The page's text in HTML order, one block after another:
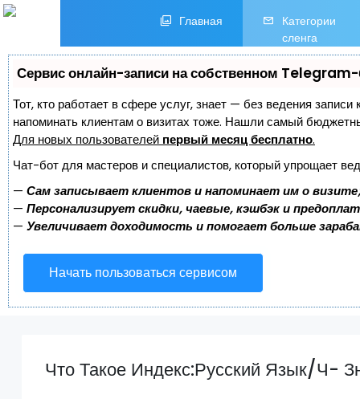
Главная
Категории
сленга
Сервис онлайн-записи на собственном
Тот, кто работает в сфере услуг, знает — без ведения
напоминать клиентам о визитах тоже. Нашли самый
Для новых пользователей первый месяц бесплатно.
Чат-бот для мастеров и специалистов, который упрощает
— Сам записывает клиентов и напоминает им о
— Персонализирует скидки, чаевые, кэшбэк и
— Увеличивает доходимость и помогает больше
Начать пользоваться сервисом
Что Такое Индекс:Русский Язык/Ч-